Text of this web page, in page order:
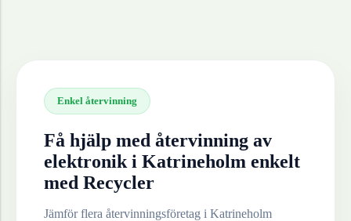
Enkel återvinning
Få hjälp med återvinning av
elektronik i Katrineholm enkelt
med Recycler
Jämför flera återvinningsföretag i Katrineholm